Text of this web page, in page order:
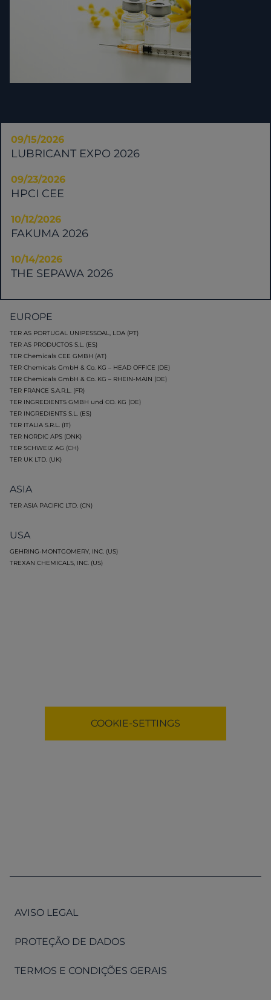
09/15/2026
LUBRICANT EXPO 2026
09/23/2026
HPCI CEE
10/12/2026
FAKUMA 2026
10/14/2026
THE SEPAWA 2026
EUROPE
TER AS PORTUGAL UNIPESSOAL, LDA (PT)
TER AS PRODUCTOS S.L. (ES)
TER Chemicals CEE GMBH (AT)
TER Chemicals GmbH & Co. KG – HEAD OFFICE (DE)
TER Chemicals GmbH & Co. KG – RHEIN-MAIN (DE)
TER FRANCE S.A.R.L. (FR)
TER INGREDIENTS GMBH und CO. KG (DE)
TER INGREDIENTS S.L. (ES)
TER ITALIA S.R.L. (IT)
TER NORDIC APS (DNK)
TER SCHWEIZ AG (CH)
TER UK LTD. (UK)
ASIA
TER ASIA PACIFIC LTD. (CN)
USA
GEHRING-MONTGOMERY, INC. (US)
TREXAN CHEMICALS, INC. (US)
COOKIE-SETTINGS
AVISO LEGAL
PROTEÇÃO DE DADOS
TERMOS E CONDIÇÕES GERAIS